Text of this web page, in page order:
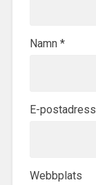
Namn *
E-postadress
Webbplats